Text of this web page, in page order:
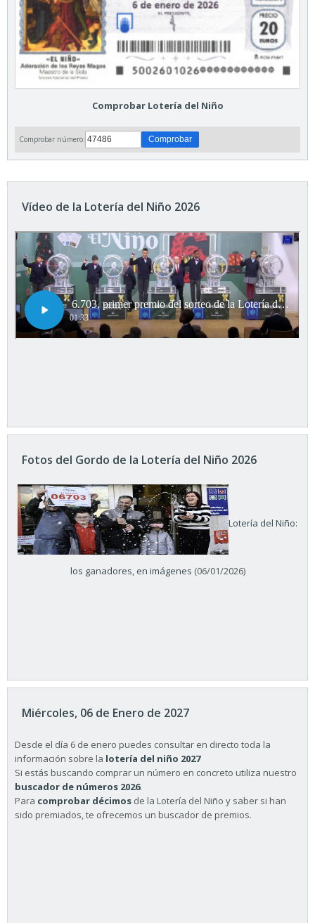
Comprobar Lotería del Niño
Comprobar número:
Vídeo de la Lotería del Niño 2026
Fotos del Gordo de la Lotería del Niño 2026
Lotería del Niño:
los ganadores, en imágenes (06/01/2026)
Miércoles, 06 de Enero de 2027
Desde el día 6 de enero puedes consultar en directo toda la
información sobre la lotería del niño 2027
Si estás buscando comprar un número en concreto utiliza nuestro
buscador de números 2026.
Para comprobar décimos de la Lotería del Niño y saber si han
sido premiados, te ofrecemos un buscador de premios.